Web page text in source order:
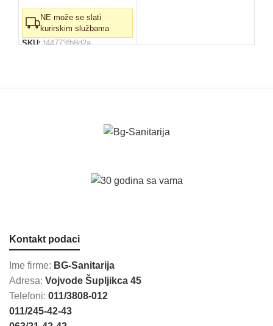
NE može se slati
kurirskim službama
SKU:f44773fb8d2a
Kontakt podaci
Ime firme: BG-Sanitarija
Adresa: Vojvode Šupljikca 45
Telefoni: 011/3808-012
011/245-42-43